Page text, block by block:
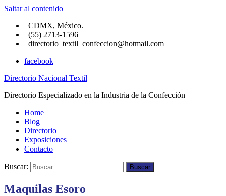
Saltar al contenido
CDMX, México.
(55) 2713-1596
directorio_textil_confeccion@hotmail.com
facebook
Directorio Nacional Textil
Directorio Especializado en la Industria de la Confección
Home
Blog
Directorio
Exposiciones
Contacto
Buscar: Buscar
Maquilas Esoro